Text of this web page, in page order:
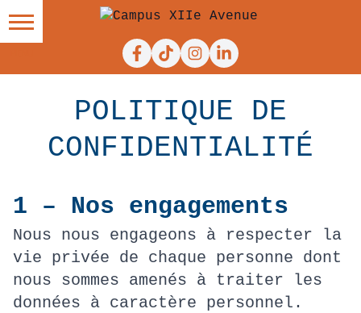
Facebook
TiktokInstagram
Linkedin
POLITIQUE DE
CONFIDENTIALITÉ
1 – Nos engagements
Nous nous engageons à respecter la
vie privée de chaque personne dont
nous sommes amenés à traiter les
données à caractère personnel.